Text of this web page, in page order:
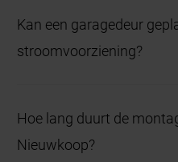
comfort en sluiten goed
Kan een garagedeur
stroomvoorziening?
volledig afgestemd op
Hoe lang duurt de
Nieuwkoop?